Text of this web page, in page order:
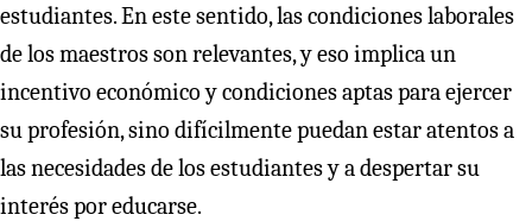
estudiantes. En este sentido, las condiciones laborales
de los maestros son relevantes, y eso implica un
incentivo económico y condiciones aptas para ejercer
su profesión, sino difícilmente puedan estar atentos a
las necesidades de los estudiantes y a despertar su
interés por educarse.